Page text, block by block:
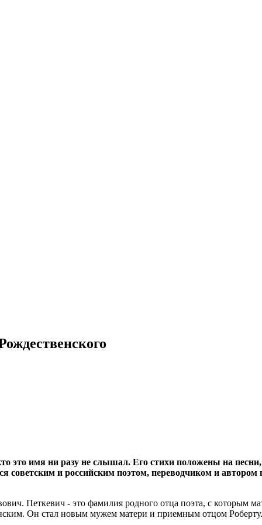
это имя ни разу не слышал. Его стихи положены на
советским и российским поэтом, переводчиком и
Петкевич - это фамилия родного отца поэта, с которым
Он стал новым мужем матери и приемным отцом Роберту.